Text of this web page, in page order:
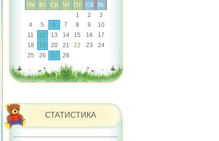
Пн
Вт Ср Чт Пт Сб
Вс
1
2
3
4
5 6 7 8 9
10
11
12 13 14 15 16
17
18
19 20 21 22 23
24
25
26 27 28
СТАТИСТИКА